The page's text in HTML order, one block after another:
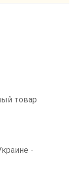
товар
-